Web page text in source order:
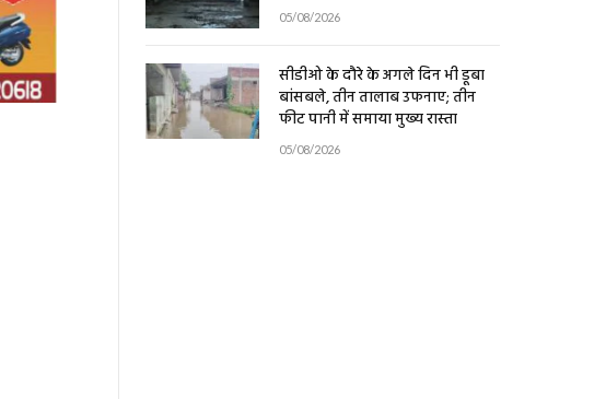
05/08/2026
सीडीओ के दौरे के अगले दिन भी डूबा
बांसबले, तीन तालाब उफनाए; तीन
फीट पानी में समाया मुख्य रास्ता
05/08/2026